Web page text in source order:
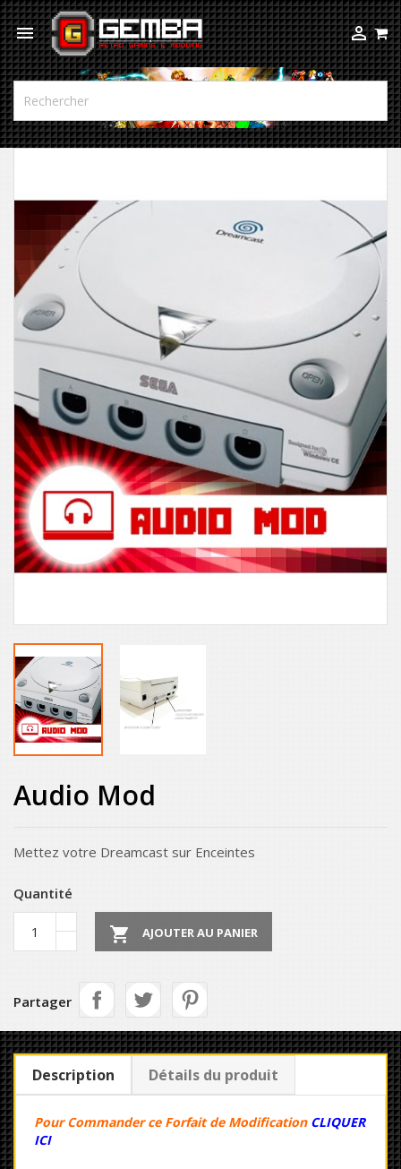
 
Audio Mod
Mettez votre Dreamcast sur Enceintes
Quantité
 AJOUTER AU PANIER
Partager
Description Détails du produit
Pour Commander ce Forfait de Modification CLIQUER
ICI